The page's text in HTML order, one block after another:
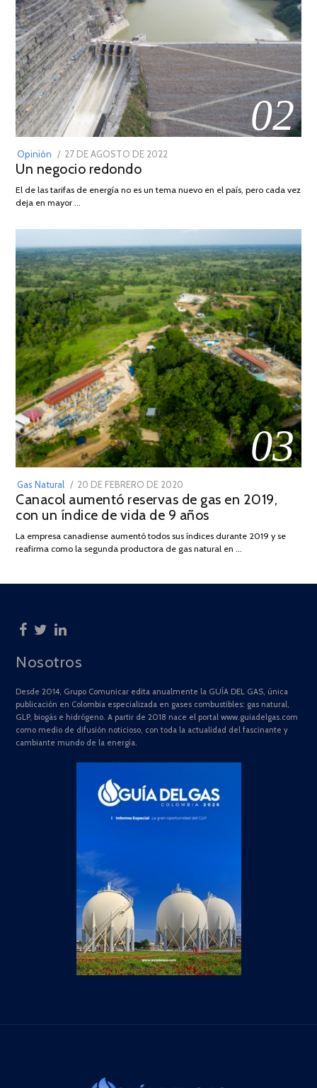
02
Opinión
POSTED
ON
27 DE AGOSTO DE 2022
DE
Un negocio redondo
El de las tarifas de energía no es un tema nuevo en el país, pero cada vez
deja en mayor …
03
Gas Natural
POSTED
ON
20 DE FEBRERO DE 2020
DE
JULIO
2025
Canacol aumentó reservas de gas en 2019,
con un índice de vida de 9 años
La empresa canadiense aumentó todos sus índices durante 2019 y se
reafirma como la segunda productora de gas natural en …
Nosotros
Desde 2014, Grupo Comunicar edita anualmente la GUÍA DEL GAS, única
publicación en Colombia especializada en gases combustibles: gas natural,
GLP, biogás e hidrógeno. A partir de 2018 nace el portal www.guiadelgas.com
como medio de difusión noticioso, con toda la actualidad del fascinante y
cambiante mundo de la energía.